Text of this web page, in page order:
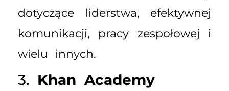
dotyczące liderstwa, efektywnej
komunikacji, pracy zespołowej i
wielu innych.
3. Khan Academy